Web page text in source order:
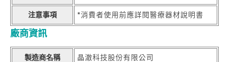
注意事項 *消費者使用前應詳閱醫療器材說明書
廠商資訊
製造商名稱 晶澈科技股份有限公司